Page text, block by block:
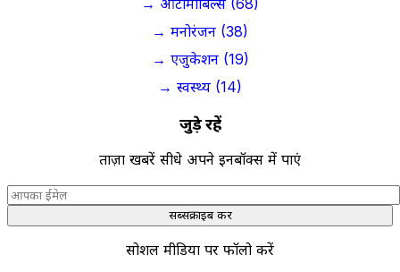
→ ऑटोमोबिल्स (68)
→ मनोरंजन (38)
→ एजुकेशन (19)
→ स्वस्थ्य (14)
जुड़े रहें
ताज़ा खबरें सीधे अपने इनबॉक्स में पाएं
सब्सक्राइब करें
सोशल मीडिया पर फॉलो करें